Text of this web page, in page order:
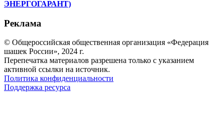
ЭНЕРГОГАРАНТ)
Реклама
© Общероссийская общественная организация «Федерация
шашек России», 2024 г.
Перепечатка материалов разрешена только с указанием
активной ссылки на источник.
Политика конфиденциальности
Поддержка ресурса